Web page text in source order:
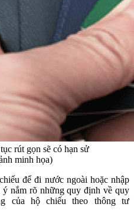
rút gọn sẽ có hạn sử
minh họa)
để đi nước ngoài hoặc nhập
nắm rõ những quy định về quy
của hộ chiếu theo thông tư